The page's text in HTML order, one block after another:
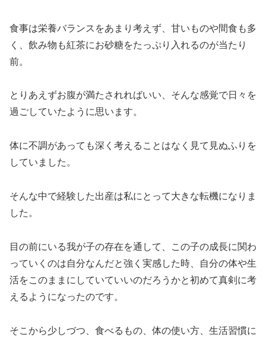
食事は栄養バランスをあまり考えず、甘いものや間食も多
く、飲み物も紅茶にお砂糖をたっぷり入れるのが当たり
前。
とりあえずお腹が満たされればいい、そんな感覚で日々を
過ごしていたように思います。
体に不調があっても深く考えることはなく見て見ぬふりを
していました。
そんな中で経験した出産は私にとって大きな転機になりま
した。
目の前にいる我が子の存在を通して、この子の成長に関わ
っていくのは自分なんだと強く実感した時、自分の体や生
活をこのままにしていていいのだろうかと初めて真剣に考
えるようになったのです。
そこから少しづつ、食べるもの、体の使い方、生活習慣に